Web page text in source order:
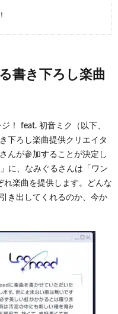
書き下ろし楽曲
！ feat. 初音ミク（以下、
下ろし楽曲提供クリエイタ
んが参加することが決定し
に、なみぐるさんは「ワン
れ楽曲を提供します。どんな
き出してくれるのか、今か